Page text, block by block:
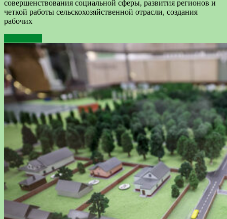
совершенствования социальной сферы, развития регионов и
четкой работы сельскохозяйственной отрасли, создания
рабочих